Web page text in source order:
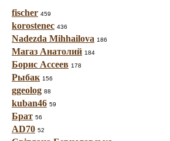
fischer 459
korostenec 436
Nadezda Mihhailova 186
Магаз Анатолий 184
Борис Ассеев 178
Рыбак 156
ggeolog 88
kuban46 59
Брат 56
AD70 52